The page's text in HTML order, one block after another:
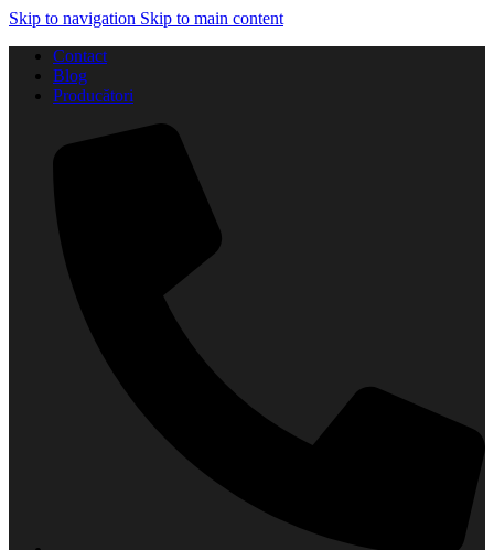
Skip to navigation Skip to main content
Contact
Blog
Producători